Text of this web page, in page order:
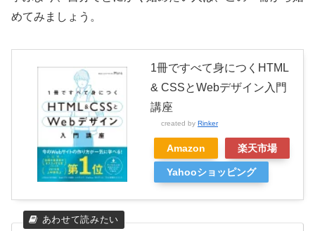
めてみましょう。
1冊ですべて身につくHTML
& CSSとWebデザイン入門
講座
created by Rinker
Amazon 楽天市場
Yahooショッピング